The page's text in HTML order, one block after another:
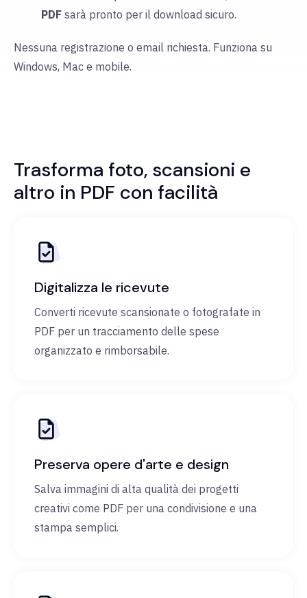
PDF sarà pronto per il download sicuro.
Nessuna registrazione o email richiesta. Funziona su
Windows, Mac e mobile.
Trasforma foto, scansioni e
altro in PDF con facilità
Digitalizza le ricevute
Converti ricevute scansionate o fotografate in
PDF per un tracciamento delle spese
organizzato e rimborsabile.
Preserva opere d'arte e design
Salva immagini di alta qualità dei progetti
creativi come PDF per una condivisione e una
stampa semplici.